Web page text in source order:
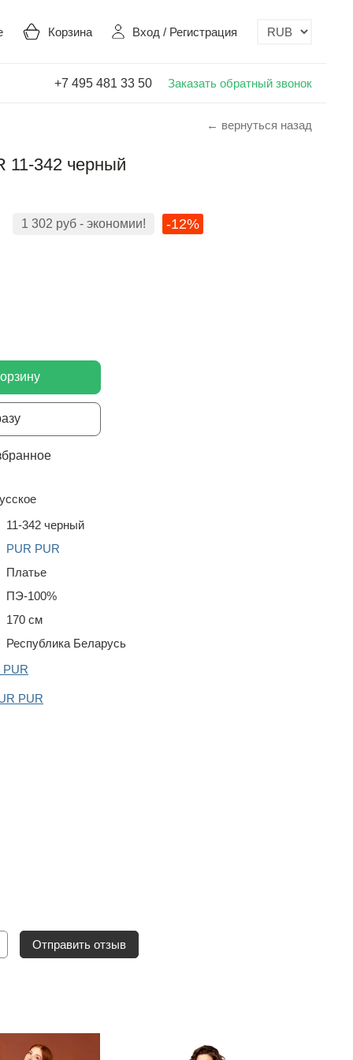
Корзина Вход / Регистрация
+7 495 481 33 50 Заказать обратный звонок
← вернуться назад
11-342 черный
1 302 руб - экономии! -12%
11-342 черный
PUR PUR
Платье
ПЭ-100%
170 см
Республика Беларусь
PUR
PUR
Отправить отзыв